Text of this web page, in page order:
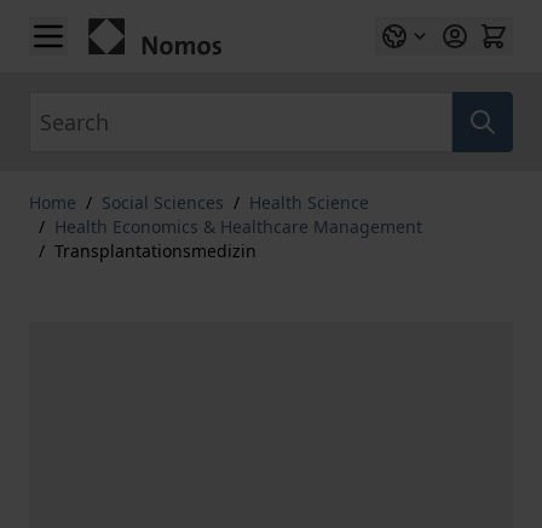
Skip to Content
Home / Social Sciences / Health Science
/ Health Economics & Healthcare Management
/ Transplantationsmedizin